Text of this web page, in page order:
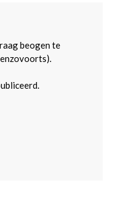
beogen te